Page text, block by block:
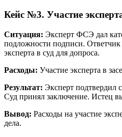
Кейс №3. Участие
Ситуация: Эксперт ФСЭ дал
подложности подписи. Ответчик
эксперта в суд для допроса.
Расходы: Участие эксперта в
Результат: Эксперт подтвердил
Суд принял заключение. Истец
Вывод: Расходы на участие
дела.